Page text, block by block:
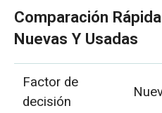
Comparación
Nuevas Y Usadas
Factor de
decisión